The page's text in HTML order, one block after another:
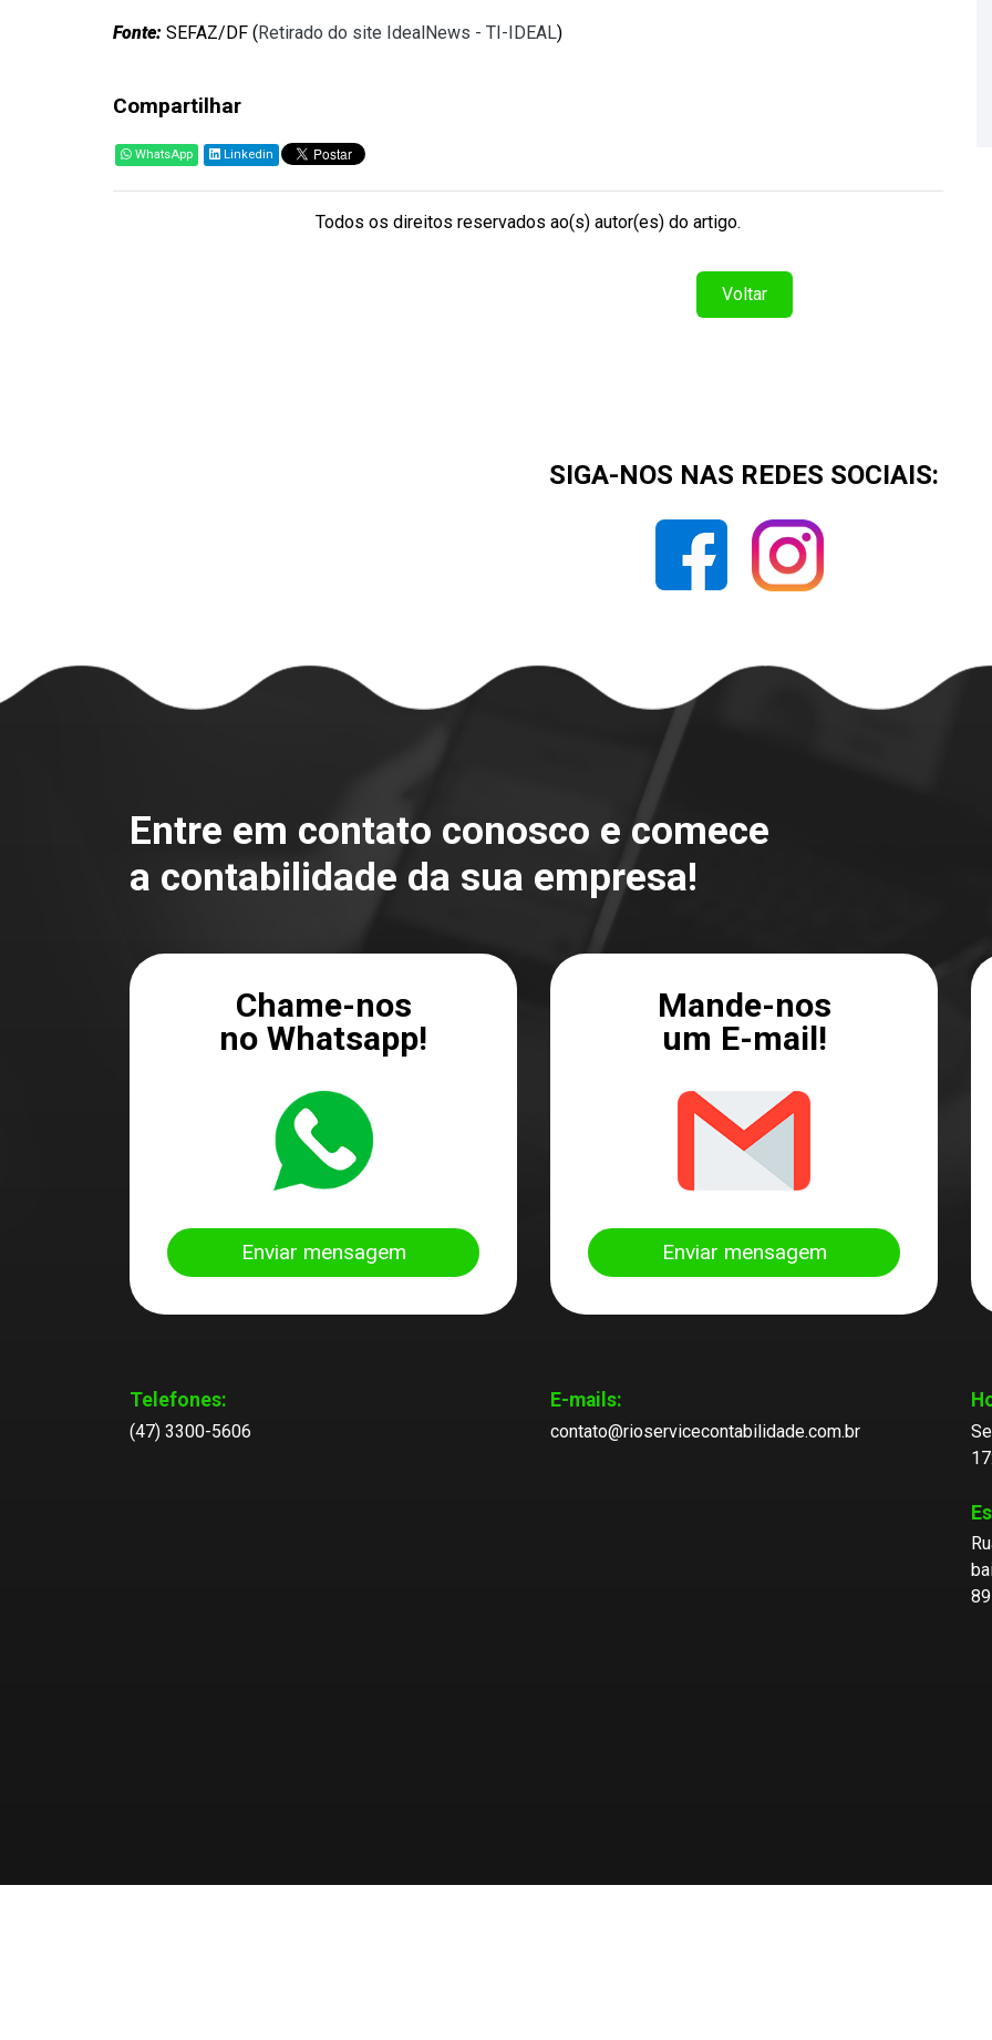
Fonte: SEFAZ/DF (Retirado do site IdealNews - TI-IDEAL)
Compartilhar
WhatsApp Linkedin
Todos os direitos reservados ao(s) autor(es) do artigo.
Voltar
SIGA-NOS NAS REDES SOCIAIS:
Entre em contato conosco e comece
a contabilidade da sua empresa!
Chame-nos
no Whatsapp!
Enviar mensagem
Mande-nos
um E-mail!
Enviar mensagem
Telefones:
(47) 3300-5606
E-mails:
contato@rioservicecontabilidade.com.br